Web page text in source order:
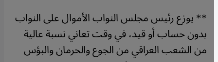
** يوزع رئيس مجلس النواب الأموال على النواب
بدون حساب أو قيد، في وقت تعاني نسبة عالية
من الشعب العراقي من الجوع والحرمان والبؤس